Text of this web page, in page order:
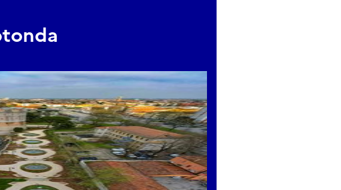
de manière appropriée. Les Jardins de la Rotonde ont été construits
générale évoque le courant baroque tardif, mais est également
(comme les urnes-jardinières et le donjon-mausolée) traités avec goût
des parterres de fleurs (elliptiques, à goutte) est typiquement liberty.